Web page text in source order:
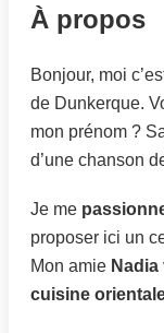
À propos
Bonjour, moi
de Dunkerque.
mon prénom ?
d’une chanson
Je me
proposer ici un
Mon amie Nadia
cuisine